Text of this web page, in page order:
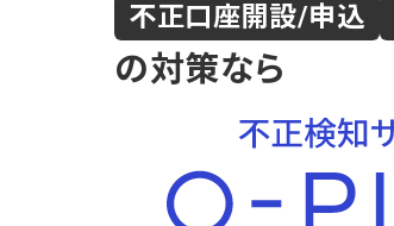
不正口座開設/申込
の対策なら